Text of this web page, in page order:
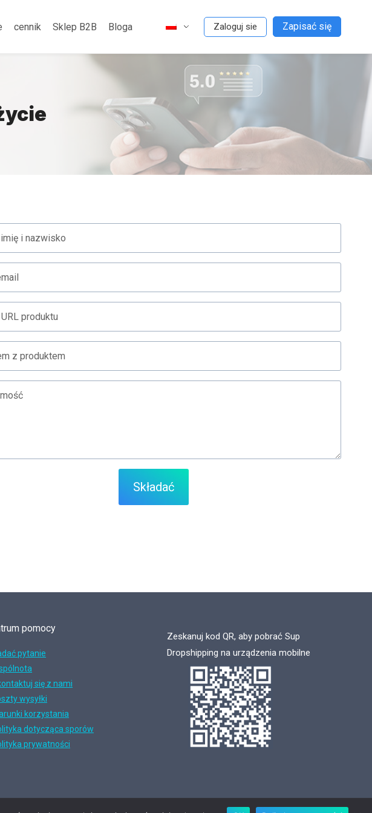
cennik Sklep B2B Bloga Zaloguj sie Zapisać się
Składać
pomocy
pytanie
się z nami
wysyłki
korzystania
dotycząca sporów
prywatności
Zeskanuj kod QR, aby pobrać Sup
Dropshipping na urządzenia mobilne